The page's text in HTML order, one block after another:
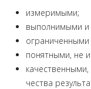
измеримыми;
выполнимыми и
понятными, не
чества